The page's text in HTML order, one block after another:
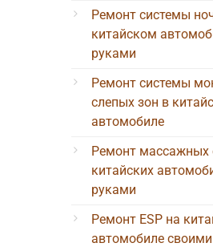
Ремонт системы
китайском
руками
Ремонт системы
слепых зон в
автомобиле
Ремонт массажных
китайских
руками
Ремонт ESP на
автомобиле